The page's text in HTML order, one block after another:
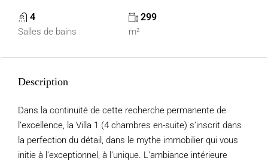
4
Salles de bains
299
m²
Description
Dans la continuité de cette recherche permanente de
l’excellence, la Villa 1 (4 chambres en-suite) s’inscrit dans
la perfection du détail, dans le mythe immobilier qui vous
initie à l’exceptionnel, à l’unique. L’ambiance intérieure